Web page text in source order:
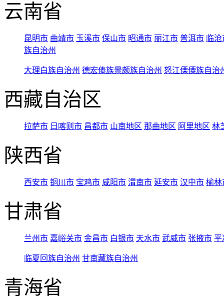
云南省
昆明市 曲靖市 玉溪市 保山市 昭通市 丽江市 普洱市 临
族自治州
大理白族自治州 德宏傣族景颇族自治州 怒江傈僳族自治
西藏自治区
拉萨市 日喀则市 昌都市 山南地区 那曲地区 阿里地区 林
陕西省
西安市 铜川市 宝鸡市 咸阳市 渭南市 延安市 汉中市 榆林
甘肃省
兰州市 嘉峪关市 金昌市 白银市 天水市 武威市 张掖市 平
临夏回族自治州 甘南藏族自治州
青海省